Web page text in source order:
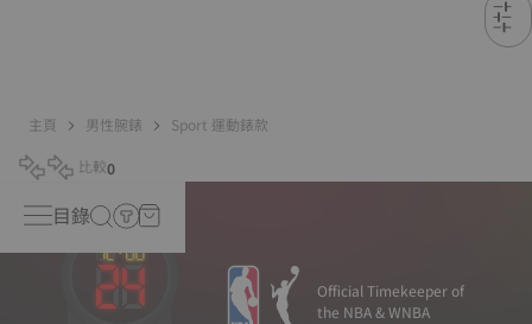
主頁 男性腕錶 Sport 運動錶款
比較0
目錄
Official Timekeeper of
the NBA & WNBA